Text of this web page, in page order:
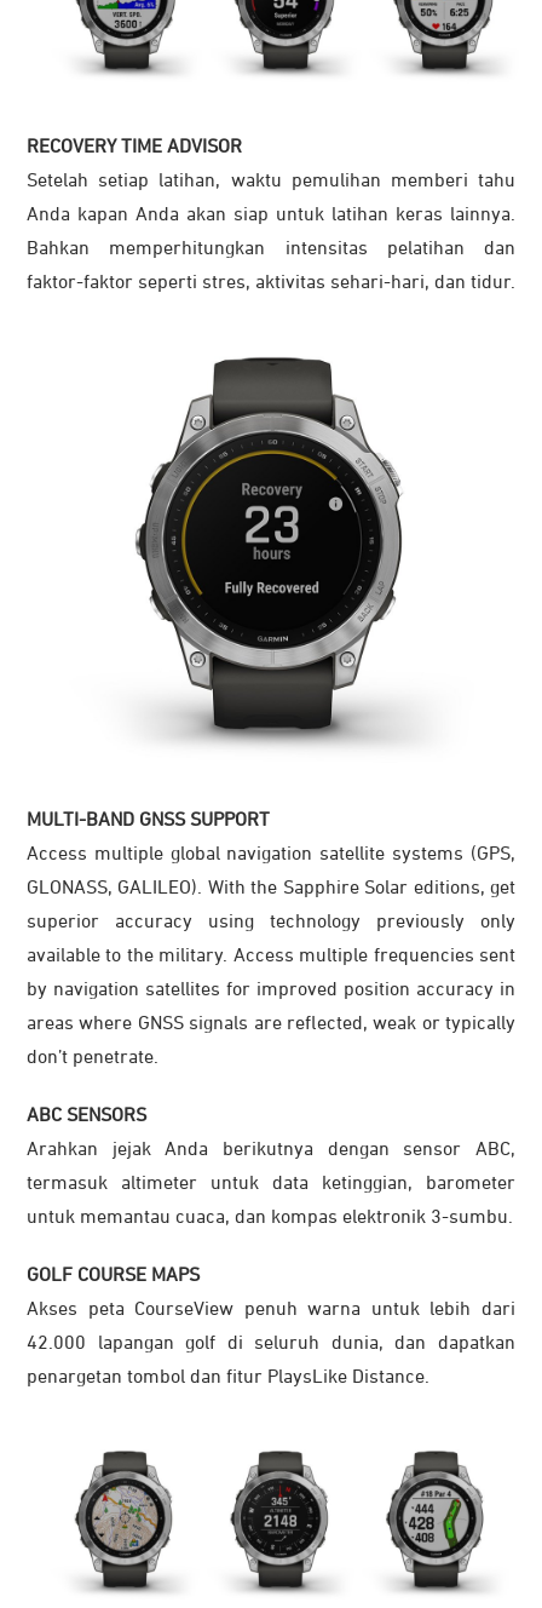
RECOVERY TIME ADVISOR
Setelah setiap latihan, waktu pemulihan memberi tahu
Anda kapan Anda akan siap untuk latihan keras lainnya.
Bahkan memperhitungkan intensitas pelatihan dan
faktor-faktor seperti stres, aktivitas sehari-hari, dan tidur.
MULTI-BAND GNSS SUPPORT
Access multiple global navigation satellite systems (GPS,
GLONASS, GALILEO). With the Sapphire Solar editions, get
superior accuracy using technology previously only
available to the military. Access multiple frequencies sent
by navigation satellites for improved position accuracy in
areas where GNSS signals are reflected, weak or typically
don’t penetrate.
ABC SENSORS
Arahkan jejak Anda berikutnya dengan sensor ABC,
termasuk altimeter untuk data ketinggian, barometer
untuk memantau cuaca, dan kompas elektronik 3-sumbu.
GOLF COURSE MAPS
Akses peta CourseView penuh warna untuk lebih dari
42.000 lapangan golf di seluruh dunia, dan dapatkan
penargetan tombol dan fitur PlaysLike Distance.